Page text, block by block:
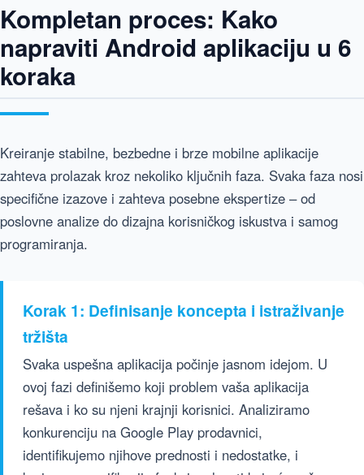
Kompletan proces: Kako
napraviti Android aplikaciju u 6
koraka
Kreiranje stabilne, bezbedne i brze mobilne aplikacije
zahteva prolazak kroz nekoliko ključnih faza. Svaka faza nosi
specifične izazove i zahteva posebne ekspertize – od
poslovne analize do dizajna korisničkog iskustva i samog
programiranja.
Korak 1: Definisanje koncepta i istraživanje
tržišta
Svaka uspešna aplikacija počinje jasnom idejom. U
ovoj fazi definišemo koji problem vaša aplikacija
rešava i ko su njeni krajnji korisnici. Analiziramo
konkurenciju na Google Play prodavnici,
identifikujemo njihove prednosti i nedostatke, i